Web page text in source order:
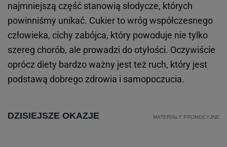
najmniejszą część stanowią słodycze, których
powinniśmy unikać. Cukier to wróg współczesnego
człowieka, cichy zabójca, który powoduje nie tylko
szereg chorób, ale prowadzi do otyłości. Oczywiście
oprócz diety bardzo ważny jest też ruch, który jest
podstawą dobrego zdrowia i samopoczucia.